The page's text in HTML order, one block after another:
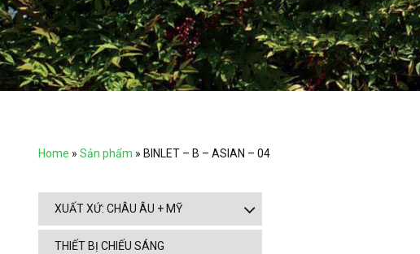
Home » Sản phẩm » BINLET – B – ASIAN – 04
XUẤT XỨ: CHÂU ÂU + MỸ
THIẾT BỊ CHIẾU SÁNG